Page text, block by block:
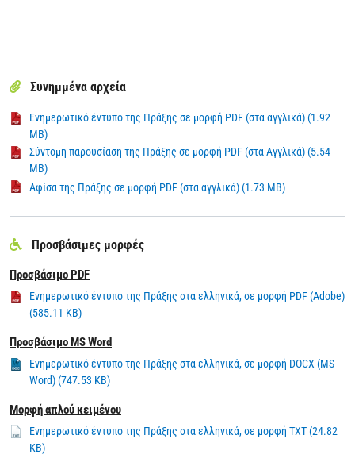
Συνημμένα αρχεία
Ενημερωτικό έντυπο της Πράξης σε μορφή PDF (στα αγγλικά) (1.92
MB)
Σύντομη παρουσίαση της Πράξης σε μορφή PDF (στα Αγγλικά) (5.54
MB)
Αφίσα της Πράξης σε μορφή PDF (στα αγγλικά) (1.73 MB)
Προσβάσιμες μορφές
Προσβάσιμο PDF
Ενημερωτικό έντυπο της Πράξης στα ελληνικά, σε μορφή PDF (Adobe)
(585.11 KB)
Προσβάσιμο MS Word
Ενημερωτικό έντυπο της Πράξης στα ελληνικά, σε μορφή DOCX (MS
Word) (747.53 KB)
Μορφή απλού κειμένου
Ενημερωτικό έντυπο της Πράξης στα ελληνικά, σε μορφή TXT (24.82
KB)